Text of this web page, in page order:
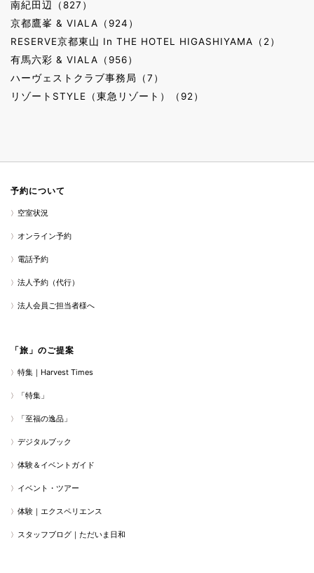
南紀田辺（827）
京都鷹峯 & VIALA（924）
RESERVE京都東山 In THE HOTEL HIGASHIYAMA（2）
有馬六彩 & VIALA（956）
ハーヴェストクラブ事務局（7）
リゾートSTYLE（東急リゾート）（92）
予約について
空室状況
オンライン予約
電話予約
法人予約（代行）
法人会員ご担当者様へ
「旅」のご提案
特集｜Harvest Times
「特集」
「至福の逸品」
デジタルブック
体験＆イベントガイド
イベント・ツアー
体験｜エクスペリエンス
スタッフブログ｜ただいま日和